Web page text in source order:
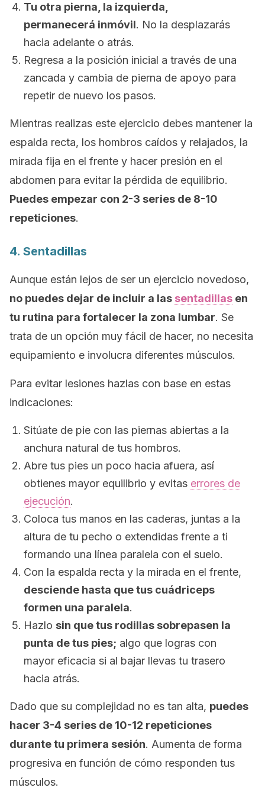
Tu otra pierna, la izquierda,
permanecerá inmóvil. No la desplazarás
hacia adelante o atrás.
Regresa a la posición inicial a través de una
zancada y cambia de pierna de apoyo para
repetir de nuevo los pasos.
Mientras realizas este ejercicio debes mantener la
espalda recta, los hombros caídos y relajados, la
mirada fija en el frente y hacer presión en el
abdomen para evitar la pérdida de equilibrio.
Puedes empezar con 2-3 series de 8-10
repeticiones.
4. Sentadillas
Aunque están lejos de ser un ejercicio novedoso,
no puedes dejar de incluir a las sentadillas en
tu rutina para fortalecer la zona lumbar. Se
trata de un opción muy fácil de hacer, no necesita
equipamiento e involucra diferentes músculos.
Para evitar lesiones hazlas con base en estas
indicaciones:
Sitúate de pie con las piernas abiertas a la
anchura natural de tus hombros.
Abre tus pies un poco hacia afuera, así
obtienes mayor equilibrio y evitas errores de
ejecución.
Coloca tus manos en las caderas, juntas a la
altura de tu pecho o extendidas frente a ti
formando una línea paralela con el suelo.
Con la espalda recta y la mirada en el frente,
desciende hasta que tus cuádriceps
formen una paralela.
Hazlo sin que tus rodillas sobrepasen la
punta de tus pies; algo que logras con
mayor eficacia si al bajar llevas tu trasero
hacia atrás.
Dado que su complejidad no es tan alta, puedes
hacer 3-4 series de 10-12 repeticiones
durante tu primera sesión. Aumenta de forma
progresiva en función de cómo responden tus
músculos.